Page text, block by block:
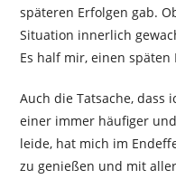
späteren Erfolgen gab.
Situation innerlich
Es half mir, einen
Auch die Tatsache, dass
einer immer häufiger
leide, hat mich im
zu genießen und mit